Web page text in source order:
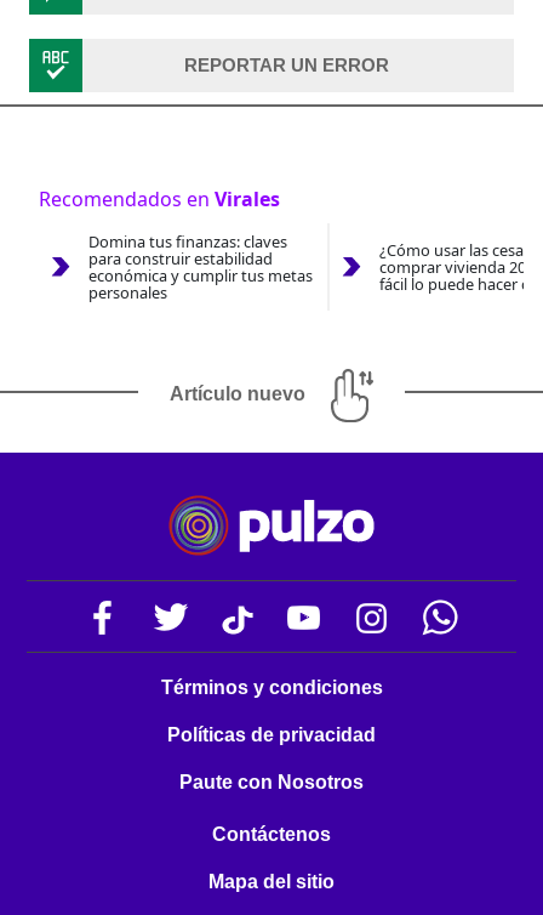
REPORTAR UN ERROR
Recomendados en Virales
Domina tus finanzas: claves
para construir estabilidad
económica y cumplir tus metas
personales
¿Cómo usar las
comprar vivienda
fácil lo puede hacer
Artículo nuevo
Términos y condiciones
Políticas de privacidad
Paute con Nosotros
Contáctenos
Mapa del sitio